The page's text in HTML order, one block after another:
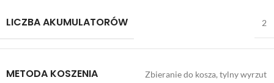
LICZBA AKUMULATORÓW 2
METODA KOSZENIA Zbieranie do kosza, tylny wyrzut